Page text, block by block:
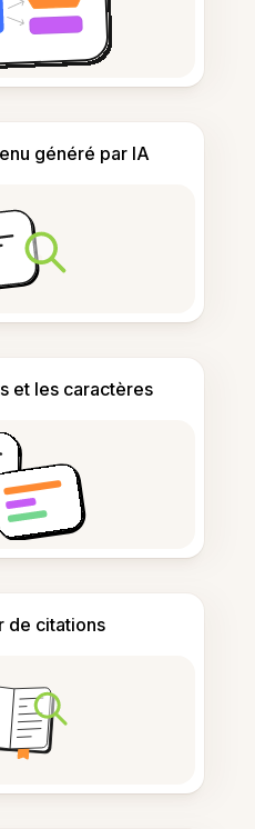
généré par IA
et les caractères
de citations